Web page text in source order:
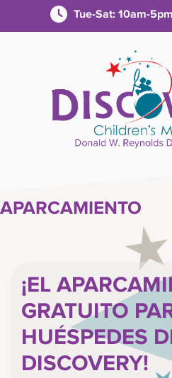
Tue-Sat: 10am-
APARCAMIENTO
¡EL
GRATUITO
HUÉSPEDES
DISCOVERY!